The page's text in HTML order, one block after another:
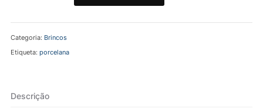
Folhas
Gingko
|
Categoria: Brincos
Etiqueta: porcelana
Descrição